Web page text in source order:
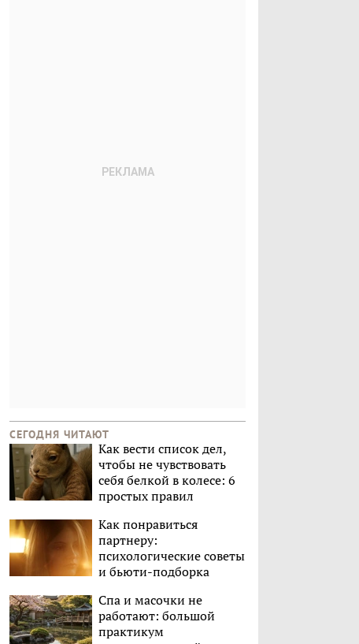
СЕГОДНЯ ЧИТАЮТ
Как вести список дел,
чтобы не чувствовать
себя белкой в колесе: 6
простых правил
Как понравиться
партнеру:
психологические советы
и бьюти-подборка
Спа и масочки не
работают: большой
практикум